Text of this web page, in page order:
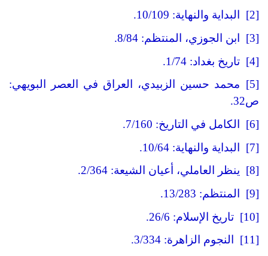
[2] البداية والنهاية
: 10/109.
[3]
ابن الجوزي، المنتظم: 8/84.
[4]
تاريخ بغداد: 1/74.
[5]
محمد حسين الزبيدي، العراق في العصر البويهي:
ص32.
[6]
الكامل في التاريخ: 7/160.
[7]
البداية والنهاية: 10/64.
[8]
ينظر العاملي، أعيان الشيعة: 2/364.
[9]
المنتظم: 13/283.
[10]
تاريخ الإسلام: 26/6.
[11]
النجوم الزاهرة: 3/334.